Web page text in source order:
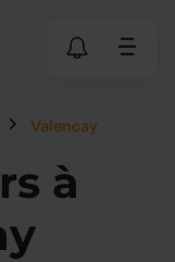
Valencay
à